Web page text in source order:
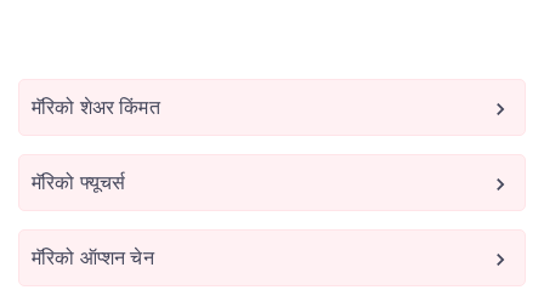
मॅरिको शेअर किंमत
मॅरिको फ्यूचर्स
मॅरिको ऑप्शन चेन